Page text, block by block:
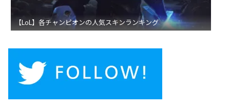
【LoL】各チャンピオンの人気スキンランキング